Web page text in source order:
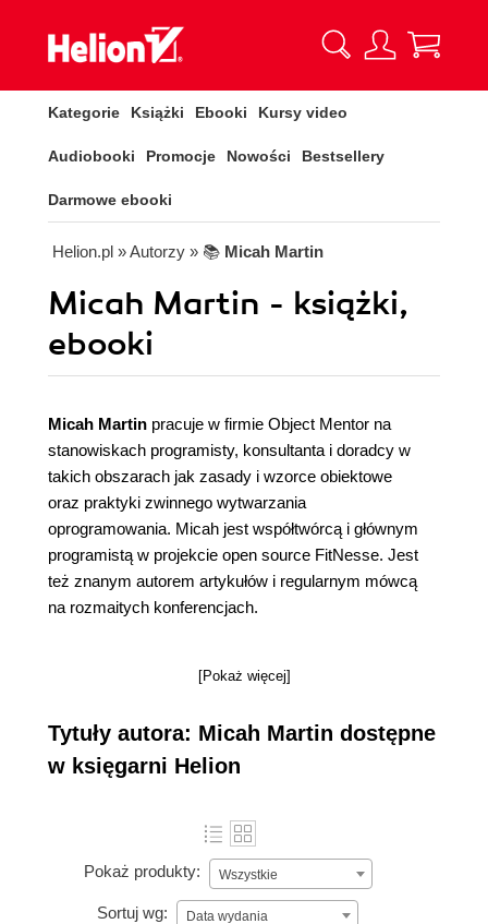
Kategorie Książki Ebooki Kursy video
Audiobooki Promocje Nowości Bestsellery
Darmowe ebooki
Helion.pl » Autorzy » 📚 Micah Martin
Micah Martin - książki,
ebooki
Micah Martin pracuje w firmie Object Mentor na
stanowiskach programisty, konsultanta i doradcy w
takich obszarach jak zasady i wzorce obiektowe
oraz praktyki zwinnego wytwarzania
oprogramowania. Micah jest współtwórcą i głównym
programistą w projekcie open source FitNesse. Jest
też znanym autorem artykułów i regularnym mówcą
na rozmaitych konferencjach.
[Pokaż więcej]
Tytuły autora: Micah Martin dostępne
w księgarni Helion
Pokaż produkty: Wszystkie
Sortuj wg: Data wydania